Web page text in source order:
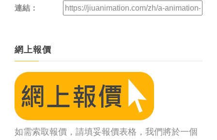
連結：
網上報價
如需索取報價，請填妥報價表格，我們將於一個